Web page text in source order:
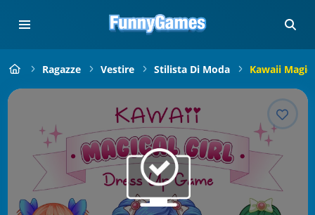
Ragazze Vestire Stilista Di Moda Kawaii